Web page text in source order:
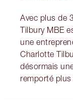
Avec plus de
Tilbury MBE
une
Charlotte
désormais
remporté